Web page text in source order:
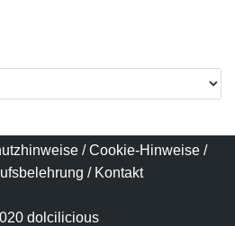
/Cookie-Hinweise /
/ Kontakt
dolcilicious